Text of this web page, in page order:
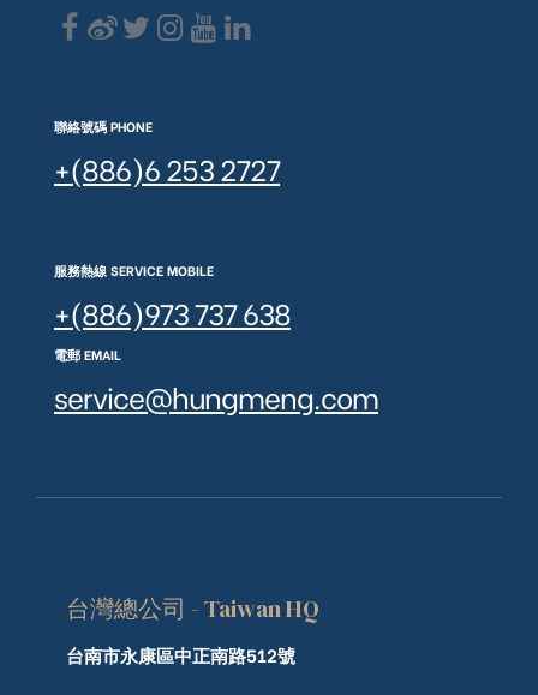
聯絡號碼 PHONE
+(886)6 253 2727
服務熱線 SERVICE MOBILE
+(886)973 737 638
電郵 EMAIL
service@hungmeng.com
台灣總公司 - Taiwan HQ
台南市永康區中正南路512號